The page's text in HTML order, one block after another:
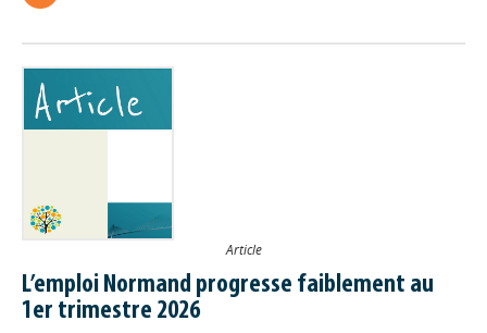
Article
L’emploi Normand progresse faiblement au
1er trimestre 2026